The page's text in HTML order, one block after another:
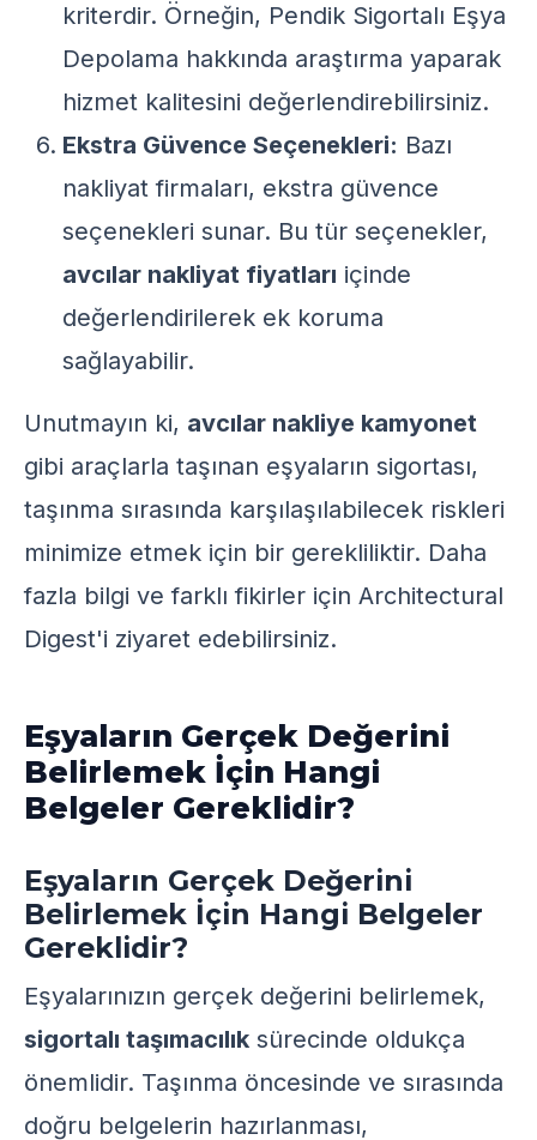
kriterdir. Örneğin, Pendik Sigortalı Eşya
Depolama hakkında araştırma yaparak
hizmet kalitesini değerlendirebilirsiniz.
Ekstra Güvence Seçenekleri: Bazı
nakliyat firmaları, ekstra güvence
seçenekleri sunar. Bu tür seçenekler,
avcılar nakliyat fiyatları içinde
değerlendirilerek ek koruma
sağlayabilir.
Unutmayın ki, avcılar nakliye kamyonet
gibi araçlarla taşınan eşyaların sigortası,
taşınma sırasında karşılaşılabilecek riskleri
minimize etmek için bir gerekliliktir. Daha
fazla bilgi ve farklı fikirler için Architectural
Digest'i ziyaret edebilirsiniz.
Eşyaların Gerçek Değerini
Belirlemek İçin Hangi
Belgeler Gereklidir?
Eşyaların Gerçek Değerini
Belirlemek İçin Hangi Belgeler
Gereklidir?
Eşyalarınızın gerçek değerini belirlemek,
sigortalı taşımacılık sürecinde oldukça
önemlidir. Taşınma öncesinde ve sırasında
doğru belgelerin hazırlanması,